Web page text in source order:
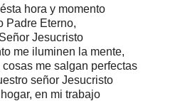
hora y momento
Padre Eterno,
Jesucristo
me iluminen la mente,
me salgan perfectas
señor Jesucristo
en mi trabajo